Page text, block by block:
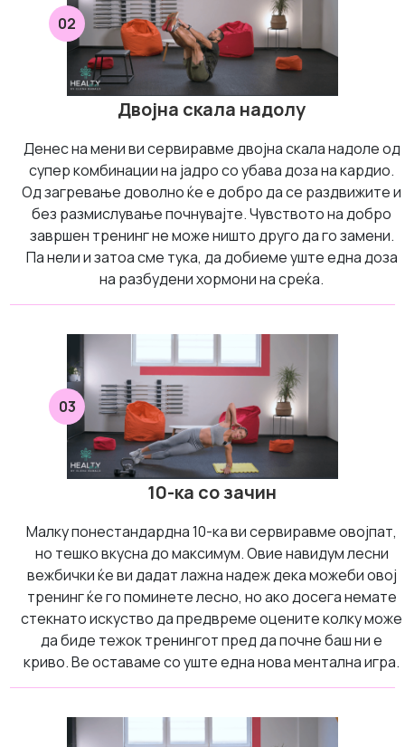
02
Двојна скала надолу
Денес на мени ви сервиравме двојна скала надоле од
супер комбинации на јадро со убава доза на кардио.
Од загревање доволно ќе е добро да се раздвижите и
без размислување почнувајте. Чувството на добро
завршен тренинг не може ништо друго да го замени.
Па нели и затоа сме тука, да добиеме уште една доза
на разбудени хормони на среќа.
03
10-ка со зачин
Малку понестандардна 10-ка ви сервиравме овојпат,
но тешко вкусна до максимум. Овие навидум лесни
вежбички ќе ви дадат лажна надеж дека можеби овој
тренинг ќе го поминете лесно, но ако досега немате
стекнато искуство да предвреме оцените колку може
да биде тежок тренингот пред да почне баш ни е
криво. Ве оставаме со уште една нова ментална игра.